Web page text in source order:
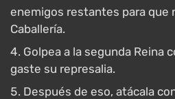
enemigos restantes para que
Caballería.
Golpea a la segunda Reina
gaste su represalia.
Después de eso, atácala